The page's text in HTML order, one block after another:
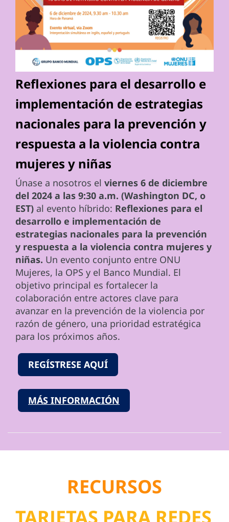
Reflexiones para el desarrollo e
implementación de estrategias
nacionales para la prevención y
respuesta a la violencia contra
mujeres y niñas
Únase a nosotros el viernes 6 de diciembre
del 2024 a las 9:30 a.m. (Washington DC, o
EST) al evento híbrido: Reflexiones para el
desarrollo e implementación de
estrategias nacionales para la prevención
y respuesta a la violencia contra mujeres y
niñas. Un evento conjunto entre ONU
Mujeres, la OPS y el Banco Mundial. El
objetivo principal es fortalecer la
colaboración entre actores clave para
avanzar en la prevención de la violencia por
razón de género, una prioridad estratégica
para los próximos años.
REGÍSTRESE AQUÍ
MÁS INFORMACIÓN
RECURSOS